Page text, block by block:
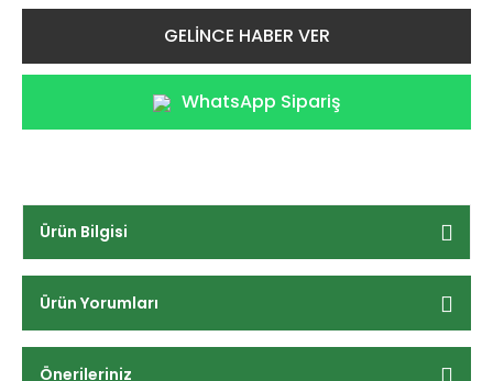
GELİNCE HABER VER
WhatsApp Sipariş
Ürün Bilgisi
Ürün Yorumları
Önerileriniz